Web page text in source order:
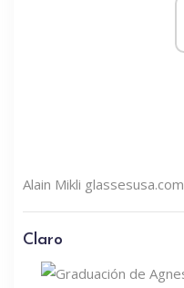
Alain Mikli glassesusa.com
Claro